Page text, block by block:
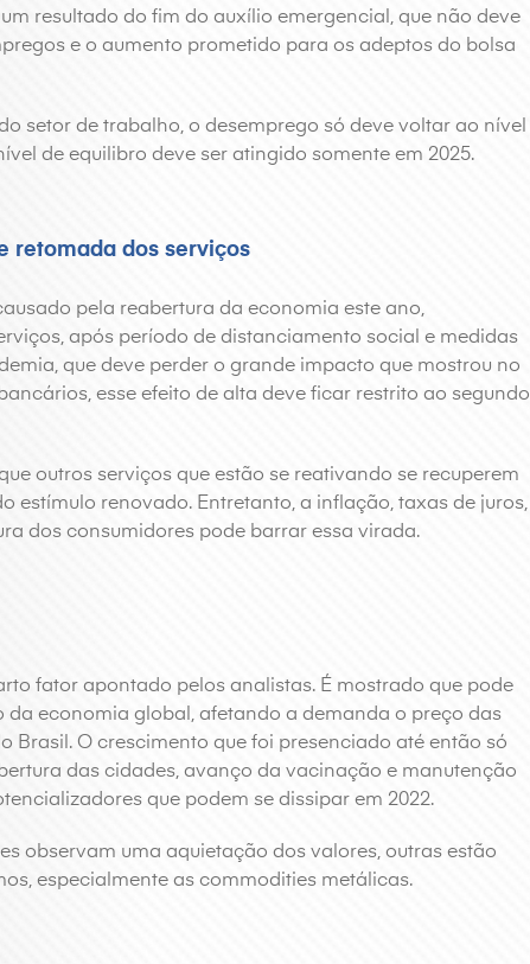
resultado do fim do auxílio emergencial, que não deve
e o aumento prometido para os adeptos do bolsa
setor de trabalho, o desemprego só deve voltar ao nível
de equilibro deve ser atingido somente em 2025.
retomada dos serviços
pela reabertura da economia este ano,
após período de distanciamento social e medidas
que deve perder o grande impacto que mostrou no
esse efeito de alta deve ficar restrito ao segundo
outros serviços que estão se reativando se recuperem
estímulo renovado. Entretanto, a inflação, taxas de juros,
dos consumidores pode barrar essa virada.
fator apontado pelos analistas. É mostrado que pode
da economia global, afetando a demanda o preço das
Brasil. O crescimento que foi presenciado até então só
das cidades, avanço da vacinação e manutenção
que podem se dissipar em 2022.
observam uma aquietação dos valores, outras estão
especialmente as commodities metálicas.